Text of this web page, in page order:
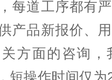
每道工序都有
产品新报价、
方面的咨询，
短操作时间仅